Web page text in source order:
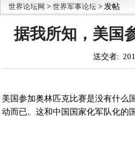
世界论坛网 > 世界军事论坛 > 发帖
据我所知，美国
送交者:
美国参加奥林匹克比赛是没有什么
动而已。这和中国国家化军队化的